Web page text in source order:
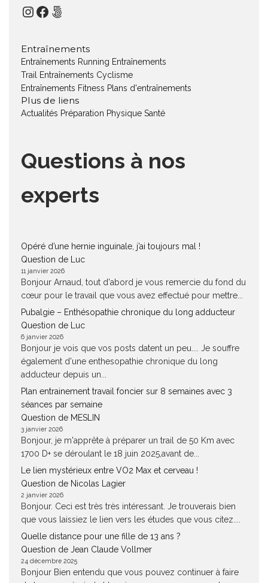
Instagram
Facebook
500px
Entraînements
Entraînements Running Entraînements
Trail
Entraînements Cyclisme
Entraînements Fitness Plans d'entraînements
Plus de liens
Actualités Préparation Physique Santé
Questions à nos
experts
Opéré d’une hernie inguinale, j’ai toujours mal !
Question de Luc
11 janvier 2026
Bonjour Arnaud, tout d'abord je vous remercie du fond du
cœur pour le travail que vous avez effectué pour mettre...
Pubalgie – Enthésopathie chronique du long adducteur
Question de Luc
6 janvier 2026
Bonjour je vois que vos posts datent un peu.... Je souffre
également d'une enthesopathie chronique du long
adducteur depuis un...
Plan entrainement travail foncier sur 8 semaines avec 3
séances par semaine
Question de MESLIN
3 janvier 2026
Bonjour, je m'apprête à préparer un trail de 50 Km avec
1700 D+ se déroulant le 18 juin 2025,avant de...
Le lien mystérieux entre VO2 Max et cerveau !
Question de Nicolas Lagier
2 janvier 2026
Bonjour. Ceci est très très intéressant. Je trouverais bien
que vous laissiez le lien vers les études que vous citez....
Quelle distance pour une fille de 13 ans ?
Question de Jean Claude Vollmer
24 décembre 2025
Bonjour Bien entendu que vous pouvez continuer à faire